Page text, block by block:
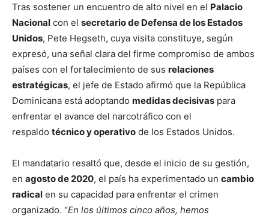
Tras sostener un encuentro de alto nivel en el Palacio
Nacional con el secretario de Defensa de los Estados
Unidos, Pete Hegseth, cuya visita constituye, según
expresó, una señal clara del firme compromiso de ambos
países con el fortalecimiento de sus relaciones
estratégicas, el jefe de Estado afirmó que la República
Dominicana está adoptando medidas decisivas para
enfrentar el avance del narcotráfico con el
respaldo técnico y operativo de los Estados Unidos.
El mandatario resaltó que, desde el inicio de su gestión,
en agosto de 2020, el país ha experimentado un cambio
radical en su capacidad para enfrentar el crimen
organizado. “En los últimos cinco años, hemos